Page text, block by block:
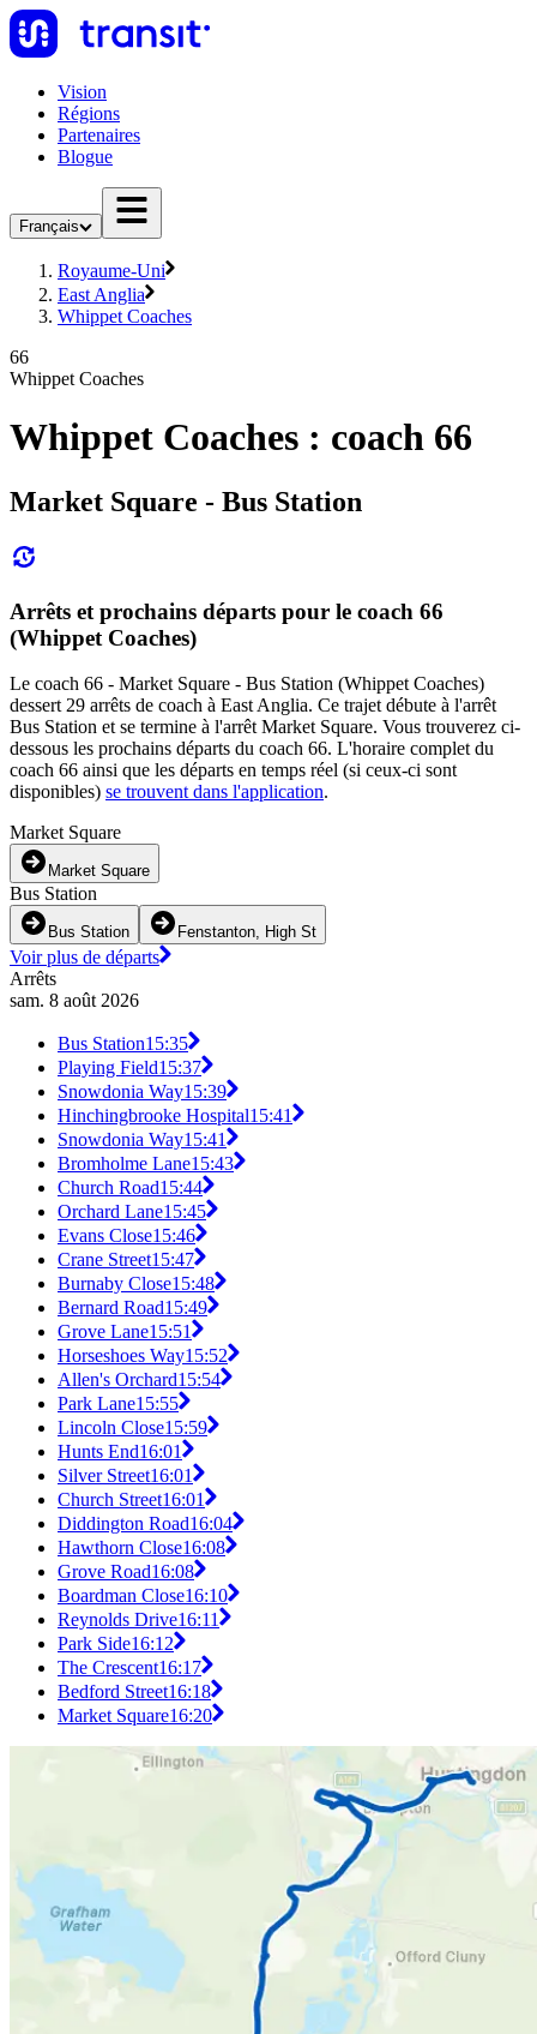
Vision
Régions
Partenaires
Blogue
Français
Royaume-Uni
East Anglia
Whippet Coaches
66
Whippet Coaches
Whippet Coaches : coach 66
Market Square - Bus Station
Arrêts et prochains départs pour le coach 66
(Whippet Coaches)
Le coach 66 - Market Square - Bus Station (Whippet Coaches)
dessert 29 arrêts de coach à East Anglia. Ce trajet débute à l'arrêt
Bus Station et se termine à l'arrêt Market Square. Vous trouverez ci-
dessous les prochains départs du coach 66. L'horaire complet du
coach 66 ainsi que les départs en temps réel (si ceux-ci sont
disponibles) se trouvent dans l'application.
Market Square
Market Square
Bus Station
Bus Station Fenstanton, High St
Voir plus de départs
Arrêts
sam. 8 août 2026
Bus Station15:35
Playing Field15:37
Snowdonia Way15:39
Hinchingbrooke Hospital15:41
Snowdonia Way15:41
Bromholme Lane15:43
Church Road15:44
Orchard Lane15:45
Evans Close15:46
Crane Street15:47
Burnaby Close15:48
Bernard Road15:49
Grove Lane15:51
Horseshoes Way15:52
Allen's Orchard15:54
Park Lane15:55
Lincoln Close15:59
Hunts End16:01
Silver Street16:01
Church Street16:01
Diddington Road16:04
Hawthorn Close16:08
Grove Road16:08
Boardman Close16:10
Reynolds Drive16:11
Park Side16:12
The Crescent16:17
Bedford Street16:18
Market Square16:20